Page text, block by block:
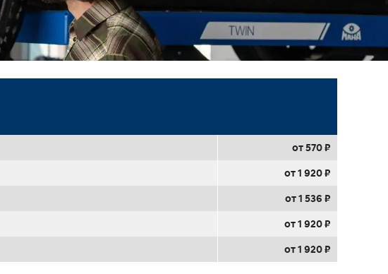
от 570 ₽
от 1 920 ₽
от 1 536 ₽
от 1 920 ₽
от 1 920 ₽